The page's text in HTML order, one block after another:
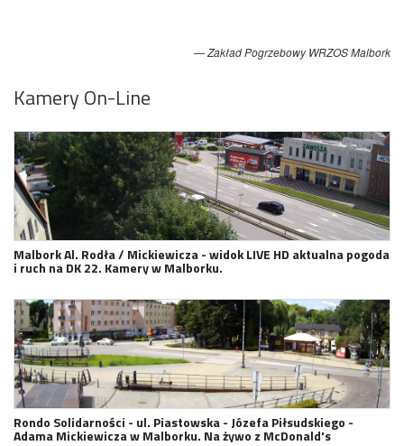
Zakład Pogrzebowy WRZOS Malbork
Kamery On-Line
Malbork Al. Rodła / Mickiewicza - widok LIVE HD aktualna pogoda
i ruch na DK 22. Kamery w Malborku.
Rondo Solidarności - ul. Piastowska - Józefa Piłsudskiego -
Adama Mickiewicza w Malborku. Na żywo z McDonald's